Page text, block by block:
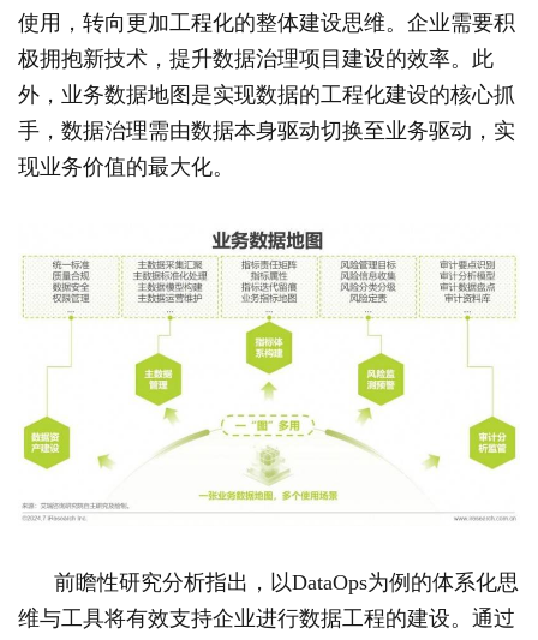
使用，转向更加工程化的整体建设思维。企业需要积
极拥抱新技术，提升数据治理项目建设的效率。此
外，业务数据地图是实现数据的工程化建设的核心抓
手，数据治理需由数据本身驱动切换至业务驱动，实
现业务价值的最大化。
前瞻性研究分析指出，以DataOps为例的体系化思
维与工具将有效支持企业进行数据工程的建设。通过